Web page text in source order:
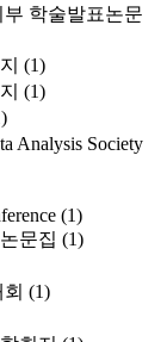
학술발표논문
(1)
(1)
Analysis Society
(1)
문집 (1)
(1)